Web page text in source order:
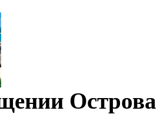
Острова